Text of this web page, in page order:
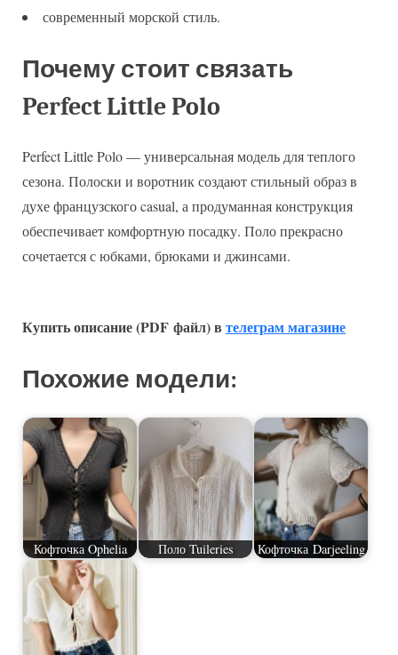
современный морской стиль.
Почему стоит связать
Perfect Little Polo
Perfect Little Polo — универсальная модель для теплого
сезона. Полоски и воротник создают стильный образ в
духе французского casual, а продуманная конструкция
обеспечивает комфортную посадку. Поло прекрасно
сочетается с юбками, брюками и джинсами.
Купить описание (PDF файл) в телеграм магазине
Похожие модели:
Кофточка Ophelia Поло Tuileries Кофточка Darjeeling